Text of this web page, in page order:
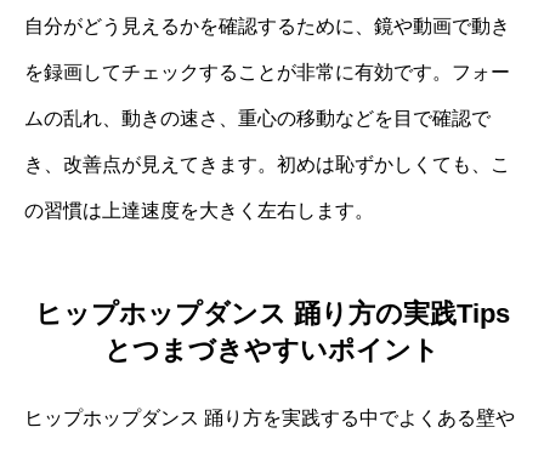
自分がどう見えるかを確認するために、鏡や動画で動き
を録画してチェックすることが非常に有効です。フォー
ムの乱れ、動きの速さ、重心の移動などを目で確認で
き、改善点が見えてきます。初めは恥ずかしくても、こ
の習慣は上達速度を大きく左右します。
ヒップホップダンス 踊り方の実践Tips
とつまづきやすいポイント
ヒップホップダンス 踊り方を実践する中でよくある壁や